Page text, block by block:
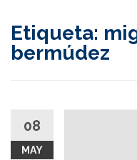
Etiqueta:
bermúdez
08
MAY